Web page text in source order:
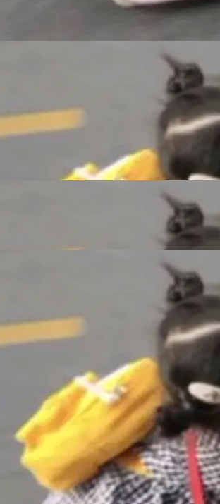
持久化的唯一真相...
Z Fold8 Ultra / Z Fold8 /
均在7月22日发布，且全
for Galaxy，它们本该
写在 landing page 最显
is made between com
之间写出来的。git
回退到任何一次编辑：Delt
的每一次操作，...
开支达 183 亿美元
Tunguz 博客（VC 分
与第二季度业绩报告，Spac
四成。 与亚马逊、Alpha
等传统科技巨头相比，Spa
尤为引人瞩目。然而，支
却呈现出截然不同的面
和 Meta 主要依托充沛的经
编程 agent；Muse Spark
的新模型。一句话概括：
dev.meta.ai/install.
在大项目里自动规划、写
终端工具。 据介绍，Muse
一组后台 agent。这些后
，用知识图谱校
让机器拥有全局视野。整个
个环节：建图 → 控制难度
接入Mooncake TENT。
传输引擎接入Mooncake T
性能提升30%、非零拷贝
。UCL-MPComm底层基
信引擎，后续腾讯网平将
Engine的高性能通信组
UCL-MPComm中实现了一
全局通信引擎（Engine），
信服“面向企业研发场景的
应用”凭借卓越的技术
选。 全链路私有化部署，
落地 当前，越来越多企业已
工具，通过调用公有云模
提升研发效率。但随着 AI
具逐步走向团队级、组织
化落地过程中，对安全性、
了更高要求。 首先是数据
大多数普通研发场景，公
试用和效率提升的需求。
选工信部人工智能
化部正式发布《2025年人工
》，集中展示人工智能在
盖技术底座、行业赋能、
、专题等五大方向。深信服
平台）成功入选！ 随着各行
化建设，算力构成形态逐
点也在发生变化：不只是
步看清混合算力时代下，
：一个时代的结
开始
。MapReduce 作者之一。
TensorFlow 的作者之一。
首席科学家。 Jeff D
27 年后，宣布离职。 他
发布：界面